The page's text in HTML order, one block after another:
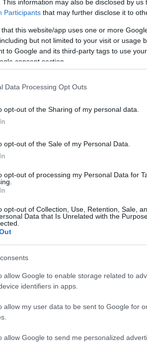
This information may also be disclosed by us
Participants that may further disclose it to
that this website/app uses one or more
but not limited to your visit or usage
to Google and its third-party tags to use
consent section.
Data Processing Opt Outs
opt-out of the Sharing of my personal data.
opt-out of the Sale of my Personal Data.
opt-out of processing my Personal Data for
opt-out of Collection, Use, Retention, Sale,
Data that Is Unrelated with the
allow Google to enable storage related to
identifiers in apps.
allow my user data to be sent to Google for
allow Google to send me personalized
και τουΝικόλα Παπασηφάκη,
.
και ανυπομονεί για τη νέα
πορεία του Παναθηναϊκού
και την οκτάδα του EuroCup.
με